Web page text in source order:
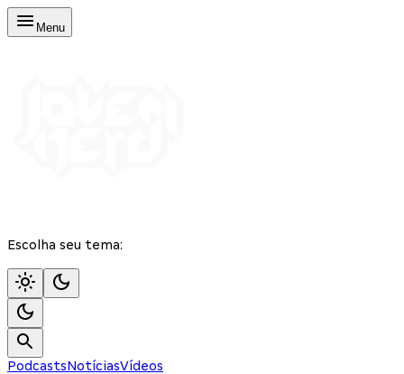
Menu
Escolha seu tema:
PodcastsNotíciasVídeos